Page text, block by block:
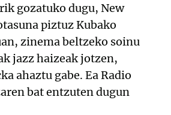
gozatuko dugu, New
piztuz Kubako
zinema beltzeko soinu
jazz haizeak jotzen,
ahaztu gabe. Ea Radio
bat entzuten dugun